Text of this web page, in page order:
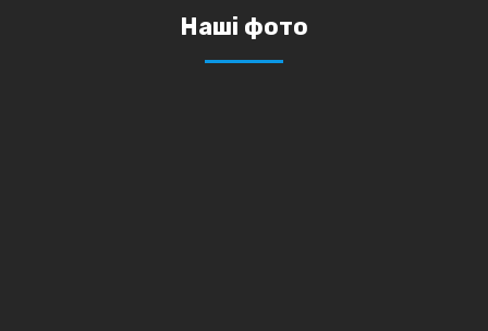
Наші фото